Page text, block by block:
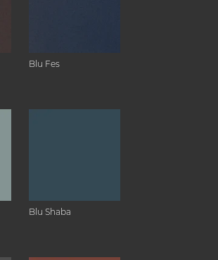
Blu Fes
Blu Shaba